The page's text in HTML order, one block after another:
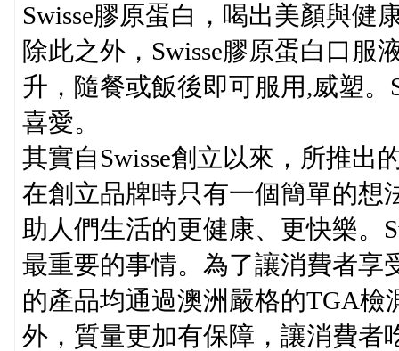
Swisse膠原蛋白，喝出美顏與健
除此之外，Swisse膠原蛋白口服
升，隨餐或飯後即可服用,威塑
喜愛。
其實自Swisse創立以來，所推出
在創立品牌時只有一個簡單的想
助人們生活的更健康、更快樂。
最重要的事情。為了讓消費者享
的產品均通過澳洲嚴格的TGA檢
外，質量更加有保障，讓消費者